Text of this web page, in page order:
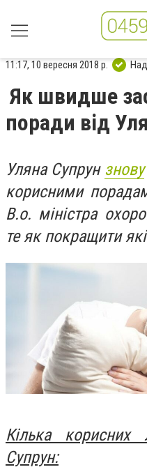
11:17, 10 вересня 2018 р.
Як швидше
поради від
Уляна Супрун знову
корисними
В.о. міністра
те як покращити
Кілька корисних
Супрун: